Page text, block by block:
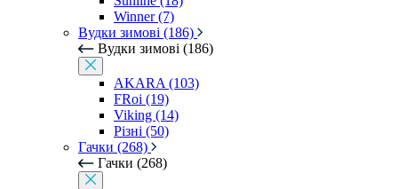
Winner (7)
Вудки зимові (186)
Вудки зимові (186)
AKARA (103)
FRoi (19)
Viking (14)
Різні (50)
Гачки (268)
Гачки (268)